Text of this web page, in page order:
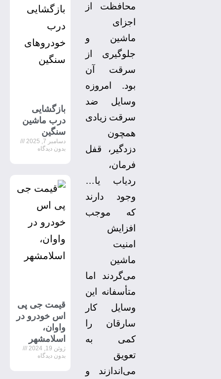
محافظت از
اجزای
ماشین و
جلوگیری از
سرقت آن
بود. امروزه
وسایل ضد
سرقت زیادی
همچون
دزدگیر، قفل
فرمان،
ردیاب یا…
وجود دارند
که موجب
افزایش
امنیت
ماشین
می‌گردند اما
متأسفانه این
وسایل کار
سارقان را
کمی به
تعویق
می‌اندازند و
بازگشایی
درب ماشین
سنگین
دسامبر 7, 2025
بدون دیدگاه
قیمت جی پی
اس خودرو در
واوان،
اسلامشهر
ژوئن 19, 2024
بدون دیدگاه